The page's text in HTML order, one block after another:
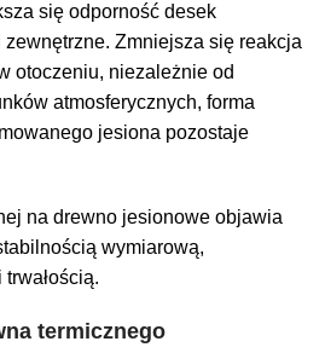
się odporność desek
Zmniejsza się reakcja
otoczeniu, niezależnie od
atmosferycznych, forma
jesiona pozostaje
na drewno jesionowe objawia
wymiarową,
termicznego